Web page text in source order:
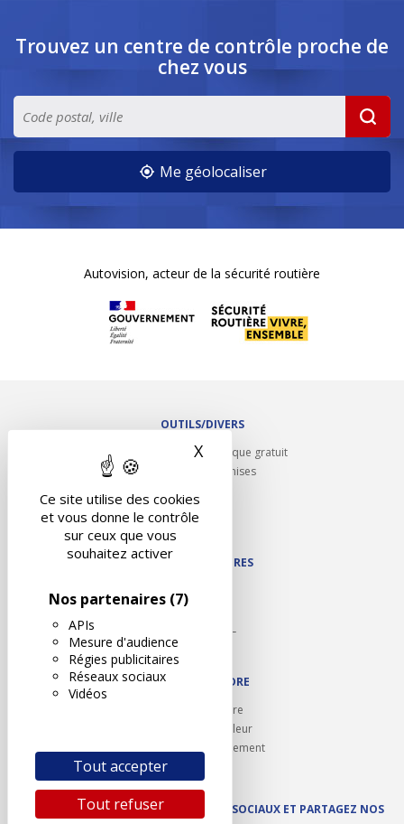
Ce site utilise des cookies
et vous donne le contrôle
sur ceux que vous
souhaitez activer
Nos partenaires (7)
APIs
Mesure d'audience
Régies publicitaires
Réseaux sociaux
Vidéos
Tout accepter
Tout refuser
X Masquer le bandeau des
Trouvez un centre de contrôle proche de
chez vous
Me géolocaliser
Autovision, acteur de la sécurité routière
OUTILS/DIVERS
Rappel contrôle technique gratuit
Partenariats/Remises
Contact
NOS PARTENAIRES
Autodidact
Karoil
Autovision PL
Motovision
NOUS REJOINDRE
Ouvrir un centre
Devenez contrôleur
Carrières et recrutement
SUIVEZ AUTOVISION SUR LES RÉSEAUX SOCIAUX ET PARTAGEZ NOS